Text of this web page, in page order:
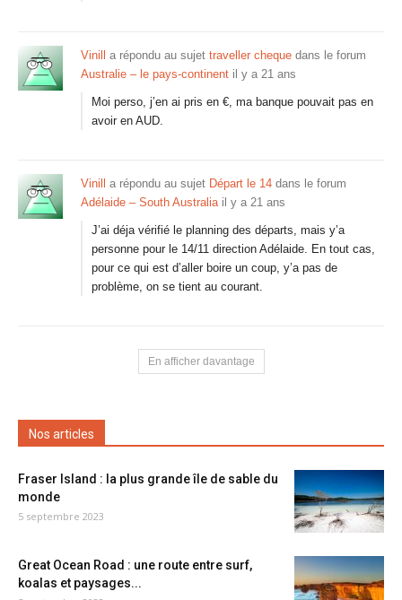
Vinill a répondu au sujet traveller cheque dans le forum
Australie – le pays-continent il y a 21 ans
Moi perso, j’en ai pris en €, ma banque pouvait pas en
avoir en AUD.
Vinill a répondu au sujet Départ le 14 dans le forum
Adélaide – South Australia il y a 21 ans
J’ai déja vérifié le planning des départs, mais y’a
personne pour le 14/11 direction Adélaide. En tout cas,
pour ce qui est d’aller boire un coup, y’a pas de
problème, on se tient au courant.
En afficher davantage
Nos articles
Fraser Island : la plus grande île de sable du
monde
5 septembre 2023
Great Ocean Road : une route entre surf,
koalas et paysages...